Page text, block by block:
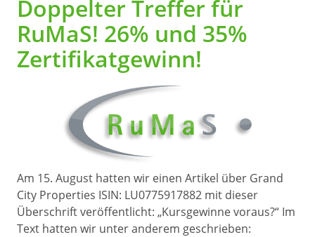
Doppelter Treffer für
RuMaS! 26% und 35%
Zertifikatgewinn!
Am 15. August hatten wir einen Artikel über Grand
City Properties ISIN: LU0775917882 mit dieser
Überschrift veröffentlicht: „Kursgewinne voraus?“ Im
Text hatten wir unter anderem geschrieben: